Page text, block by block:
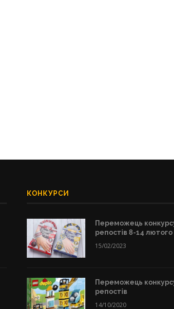
КОНКУРСИ
Переможець
репостів 8-14 лютого
15/02/2023
Переможець
репостів
14/10/2020